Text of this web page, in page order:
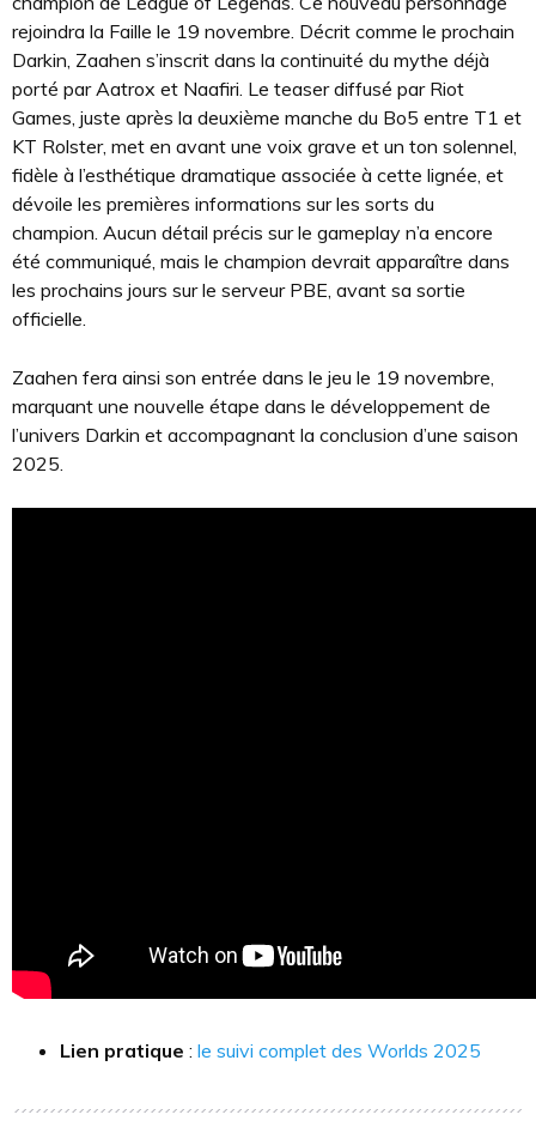
rejoindra la Faille le 19 novembre. Décrit comme le prochain
Darkin, Zaahen s’inscrit dans la continuité du mythe déjà
porté par Aatrox et Naafiri. Le teaser diffusé par Riot
Games, juste après la deuxième manche du Bo5 entre T1 et
KT Rolster, met en avant une voix grave et un ton solennel,
fidèle à l’esthétique dramatique associée à cette lignée, et
dévoile les premières informations sur les sorts du
champion. Aucun détail précis sur le gameplay n’a encore
été communiqué, mais le champion devrait apparaître dans
les prochains jours sur le serveur PBE, avant sa sortie
officielle.
Zaahen fera ainsi son entrée dans le jeu le 19 novembre,
marquant une nouvelle étape dans le développement de
l’univers Darkin et accompagnant la conclusion d’une saison
2025.
Lien pratique : le suivi complet des Worlds 2025